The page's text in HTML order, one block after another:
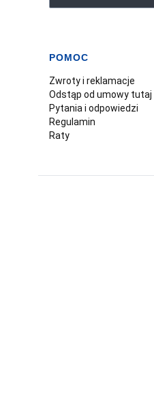
Linki w stopce
POMOC
Zwroty i reklamacje
Odstąp od umowy tutaj
Pytania i odpowiedzi
Regulamin
Raty